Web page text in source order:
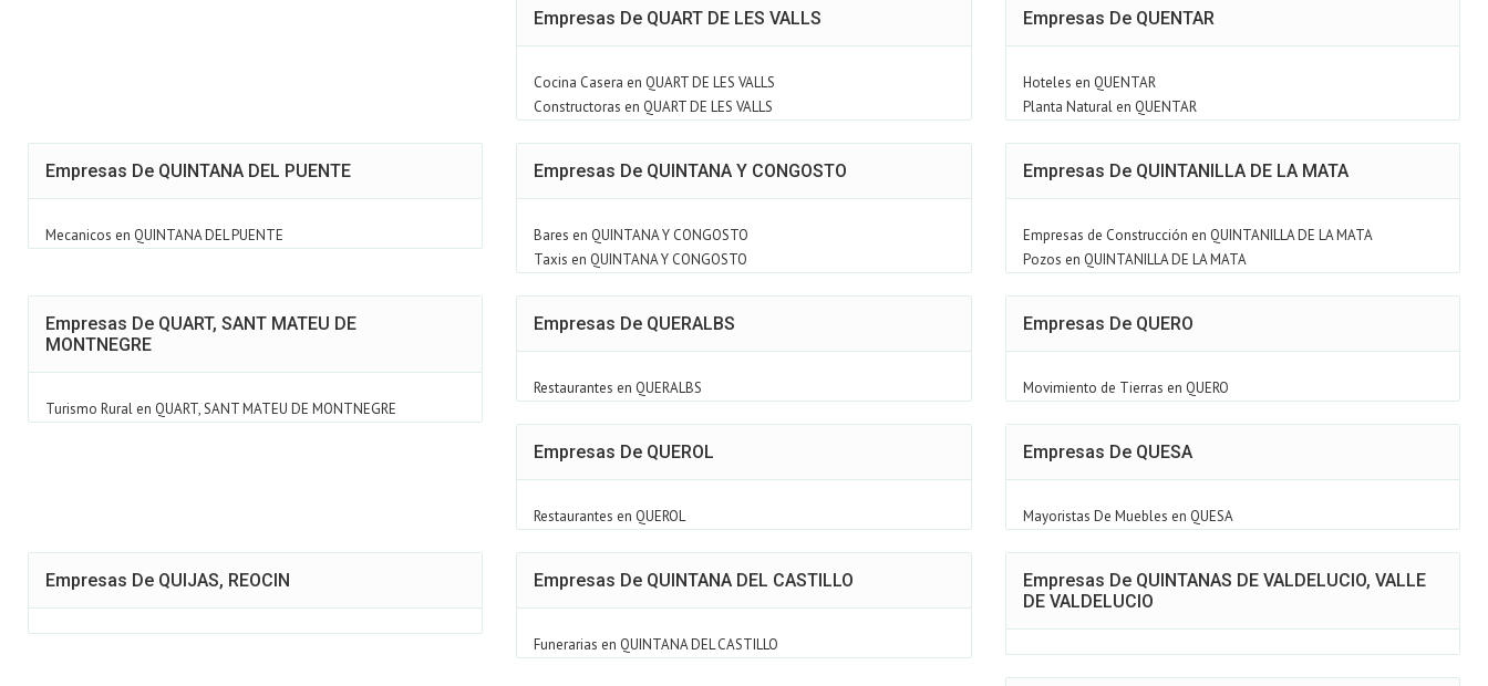
Empresas De QUART DE LES VALLS
Cocina Casera en QUART DE LES VALLS
Constructoras en QUART DE LES VALLS
Empresas De QUENTAR
Hoteles en QUENTAR
Planta Natural en QUENTAR
Empresas De QUINTANA DEL PUENTE
Mecanicos en QUINTANA DEL PUENTE
Empresas De QUINTANA Y CONGOSTO
Bares en QUINTANA Y CONGOSTO
Taxis en QUINTANA Y CONGOSTO
Empresas De QUINTANILLA DE LA MATA
Empresas de Construcción en QUINTANILLA DE LA MATA
Pozos en QUINTANILLA DE LA MATA
Empresas De QUART, SANT MATEU DE
MONTNEGRE
Turismo Rural en QUART, SANT MATEU DE MONTNEGRE
Empresas De QUERALBS
Restaurantes en QUERALBS
Empresas De QUERO
Movimiento de Tierras en QUERO
Empresas De QUEROL
Restaurantes en QUEROL
Empresas De QUESA
Mayoristas De Muebles en QUESA
Empresas De QUIJAS, REOCIN Empresas De QUINTANA DEL CASTILLO
Funerarias en QUINTANA DEL CASTILLO
Empresas De QUINTANAS DE VALDELUCIO, VALLE
DE VALDELUCIO